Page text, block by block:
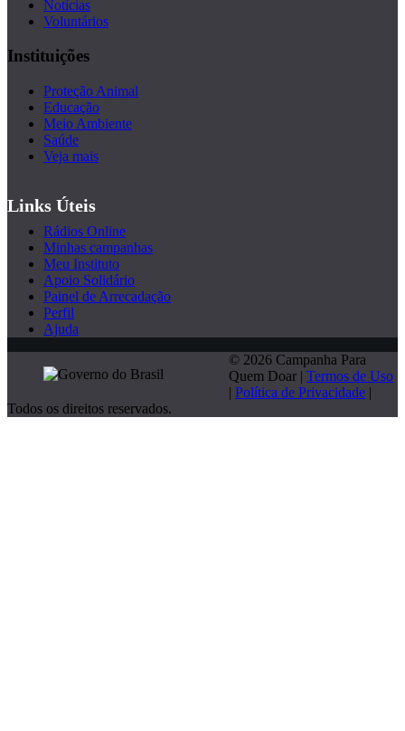
Notícias
Voluntários
Instituições
Proteção Animal
Educação
Meio Ambiente
Saúde
Veja mais
Links Úteis
Rádios Online
Minhas campanhas
Meu Instituto
Apoio Solidário
Painel de Arrecadação
Perfil
Ajuda
© 2026 Campanha Para
Quem Doar | Termos de Uso
| Política de Privacidade |
Todos os direitos reservados.